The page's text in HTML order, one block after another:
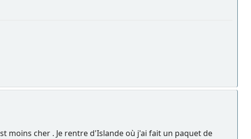
moins cher . Je rentre d'Islande où j'ai fait un paquet de